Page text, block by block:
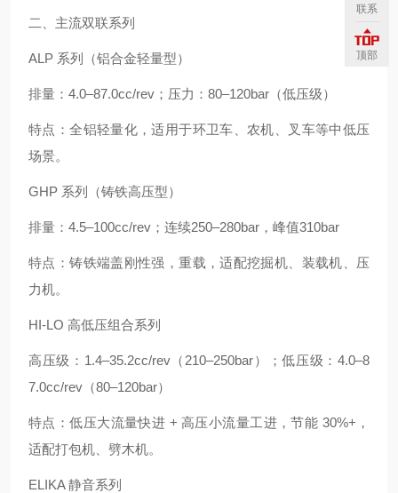
二、主流双联系列
ALP 系列（铝合金轻量型）
排量：4.0–87.0cc/rev；压力：80–120bar（低压级）
特点：全铝轻量化，适用于环卫车、农机、叉车等中低压
场景。
GHP 系列（铸铁高压型）
排量：4.5–100cc/rev；连续250–280bar，峰值310bar
特点：铸铁端盖刚性强，重载，适配挖掘机、装载机、压
力机。
HI-LO 高低压组合系列
高压级：1.4–35.2cc/rev（210–250bar）；低压级：4.0–8
7.0cc/rev（80–120bar）
特点：低压大流量快进 + 高压小流量工进，节能 30%+，
适配打包机、劈木机。
ELIKA 静音系列
联系
顶部